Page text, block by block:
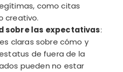
como citas
creativo.
sobre las expectativas:
claras sobre cómo y
de fuera de la
pueden no estar